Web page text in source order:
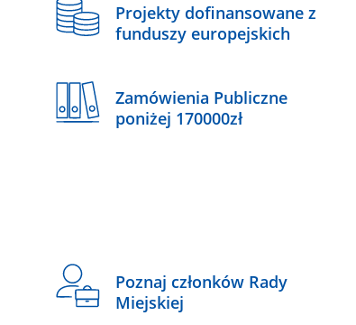
Projekty dofinansowane z
funduszy europejskich
Zamówienia Publiczne
poniżej 170000zł
Poznaj członków Rady
Miejskiej